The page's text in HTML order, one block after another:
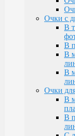
В
С
Очки
В
В
В
В
Очки
Очки
Бренд
Очки с
В
В
В
В
Очки
В
В